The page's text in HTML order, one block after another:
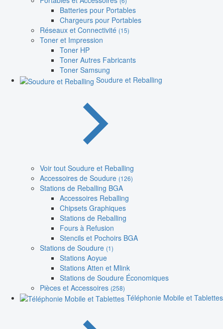
Batteries pour Portables
Chargeurs pour Portables
Réseaux et Connectivité (15)
Toner et Impression
Toner HP
Toner Autres Fabricants
Toner Samsung
Soudure et Reballing
Voir tout Soudure et Reballing
Accessoires de Soudure (126)
Stations de Reballing BGA
Accessoires Reballing
Chipsets Graphiques
Stations de Reballing
Fours à Refusion
Stencils et Pochoirs BGA
Stations de Soudure (1)
Stations Aoyue
Stations Atten et Mlink
Stations de Soudure Économiques
Pièces et Accessoires (258)
Téléphonie Mobile et Tablettes